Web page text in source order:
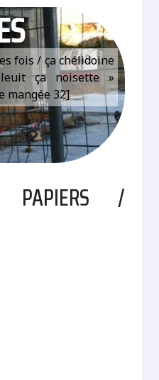
fois / ça chélidoine
ça noisette »
mangée 32]
PAPIERS /